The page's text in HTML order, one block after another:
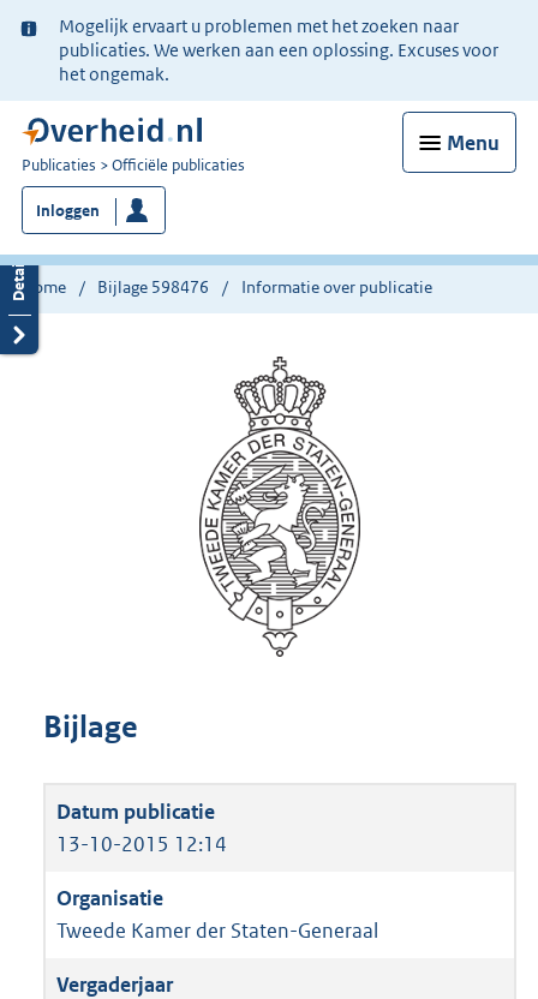
Ter
informatie:
Mogelijk ervaart u problemen met het zoeken naar
publicaties. We werken aan een oplossing. Excuses voor
het ongemak.
Menu
U
bent
nu
hier:
Publicaties Officiële publicaties
Inloggen
Home Bijlage 598476 Informatie over publicatie
Bijlage
13-10-2015 12:14
Tweede Kamer der Staten-Generaal